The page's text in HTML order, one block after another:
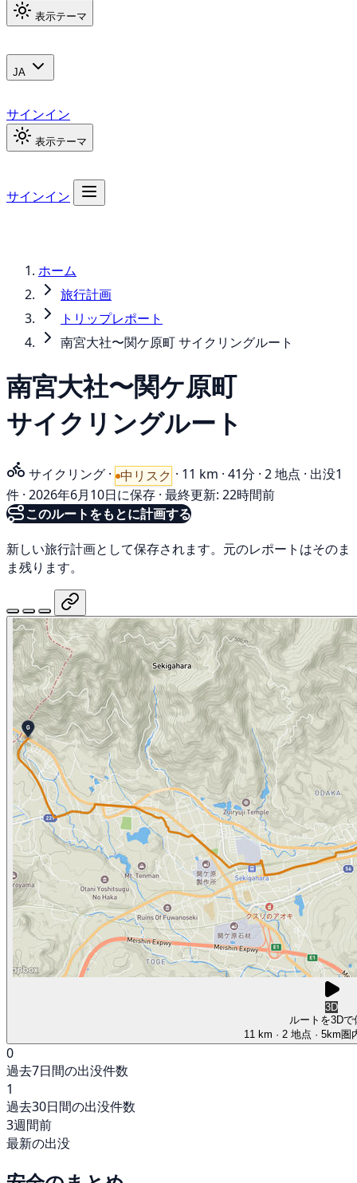
表示テーマ
JA
サインイン
表示テーマ
サインイン
ホーム
旅行計画
トリップレポート
南宮大社〜関ケ原町 サイクリングルート
南宮大社〜関ケ原町
サイクリングルート
サイクリング · 中リスク · 11 km · 41分 · 2 地点 · 出没1
件 · 2026年6月10日に保存 · 最終更新: 22時間前
このルートをもとに計画する
新しい旅行計画として保存されます。元のレポートはそのま
ま残ります。
3D
ルートを3Dで
11 km · 2 地点 · 5km圏
0
過去7日間の出没件数
1
過去30日間の出没件数
3週間前
最新の出没